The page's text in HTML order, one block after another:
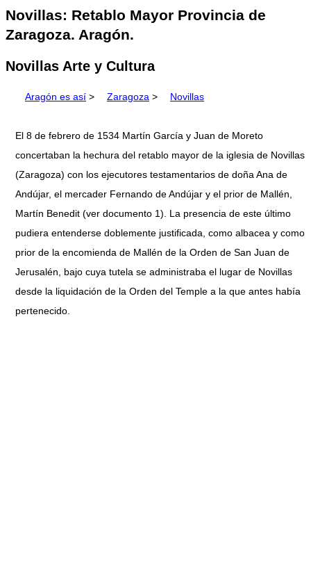
Novillas: Retablo Mayor Provincia de
Zaragoza. Aragón.
Novillas Arte y Cultura
Aragón es así > Zaragoza > Novillas
El 8 de febrero de 1534 Martín García y Juan de Moreto
concertaban la hechura del retablo mayor de la iglesia de Novillas
(Zaragoza) con los ejecutores testamentarios de doña Ana de
Andújar, el mercader Fernando de Andújar y el prior de Mallén,
Martín Benedit (ver documento 1). La presencia de este último
pudiera entenderse doblemente justificada, como albacea y como
prior de la encomienda de Mallén de la Orden de San Juan de
Jerusalén, bajo cuya tutela se administraba el lugar de Novillas
desde la liquidación de la Orden del Temple a la que antes había
pertenecido.